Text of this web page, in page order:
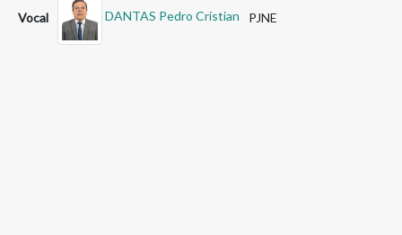
Vocal DANTAS Pedro Cristian PJNE